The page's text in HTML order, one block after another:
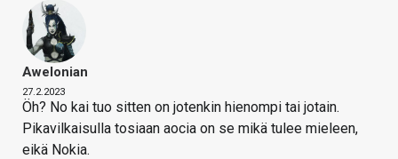
Awelonian
27.2.2023
Öh? No kai tuo sitten on jotenkin hienompi tai jotain.
Pikavilkaisulla tosiaan aocia on se mikä tulee mieleen,
eikä Nokia.